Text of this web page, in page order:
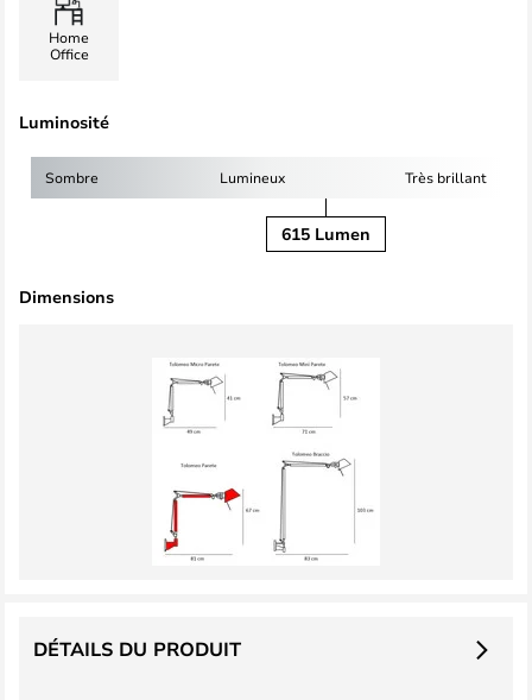
Home
Office
Luminosité
Sombre Lumineux Très brillant
615 Lumen
Dimensions
DÉTAILS DU PRODUIT